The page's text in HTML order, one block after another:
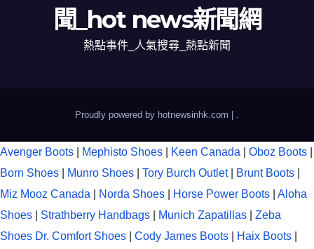
聞_hot news新聞網
熱點事件_人氣搜尋_熱點新聞
Proudly powered by hotnewsinhk.com |
Avenger Boots Mephisto Shoes Keen Canada Oboz Boots
Born Shoes
Munro Shoes Tory Burch Outlet Brunt Boots
Miz Mooz Canada
Norda Shoes Horse Power Boots
Aloha
Shoes
Strathberry Handbags Munich Zapatillas
Zeba
Shoes Dr. Comfort Shoes Cody James Boots Haix Boots